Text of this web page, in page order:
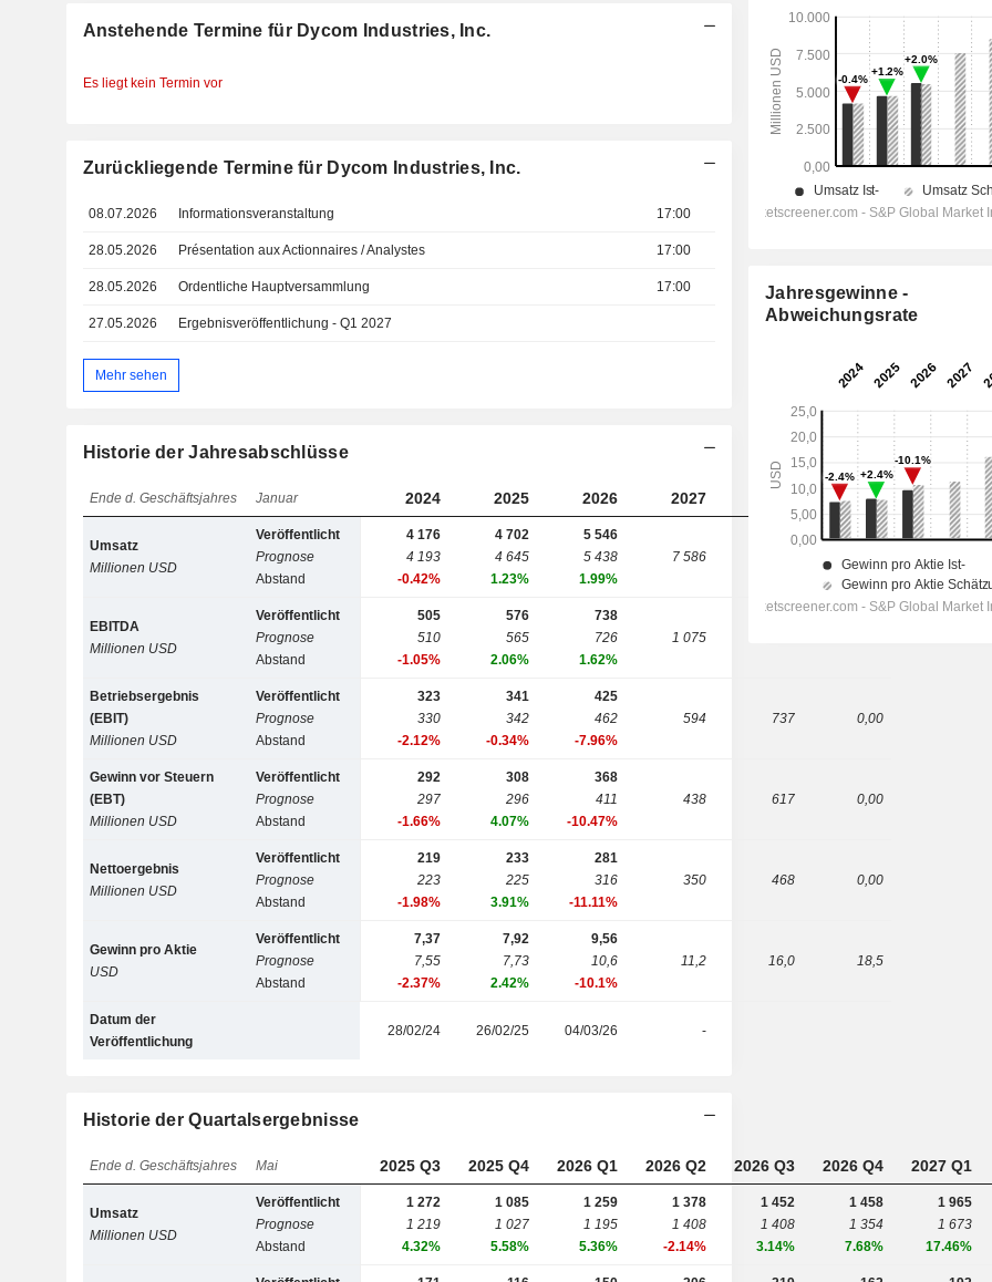
Anstehende Termine für Dycom Industries, Inc.
Es liegt kein Termin vor
Zurückliegende Termine für Dycom Industries, Inc.
08.07.2026 Informationsveranstaltung 17:00
28.05.2026 Présentation aux Actionnaires / Analystes 17:00
28.05.2026 Ordentliche Hauptversammlung 17:00
27.05.2026 Ergebnisveröffentlichung - Q1 2027
Mehr sehen
Historie der Jahresabschlüsse
Ende d. Geschäftsjahres Januar 2024 2025 2026 2027 2028 2029
Umsatz
Millionen USD
Veröffentlicht
Prognose
Abstand
4 176
4 193
-0.42%
4 702
4 645
1.23%
5 546
5 438
1.99%
7 586 8 951
EBITDA
Millionen USD
Veröffentlicht
Prognose
Abstand
505
510
-1.05%
576
565
2.06%
738
726
1.62%
1 075
Betriebsergebnis
(EBIT)
Millionen USD
Veröffentlicht
Prognose
Abstand
323
330
-2.12%
341
342
-0.34%
425
462
-7.96%
594 737 0,00
Gewinn vor Steuern
(EBT)
Millionen USD
Veröffentlicht
Prognose
Abstand
292
297
-1.66%
308
296
4.07%
368
411
-10.47%
438 617 0,00
Nettoergebnis
Millionen USD
Veröffentlicht
Prognose
Abstand
219
223
-1.98%
233
225
3.91%
281
316
-11.11%
350 468 0,00
Gewinn pro Aktie
USD
Veröffentlicht
Prognose
Abstand
7,37
7,55
-2.37%
7,92
7,73
2.42%
9,56
10,6
-10.1%
11,2 16,0 18,5
Datum der
Veröffentlichung
28/02/24 26/02/25 04/03/26 -
Historie der Quartalsergebnisse
Ende d. Geschäftsjahres Mai 2025 Q3 2025 Q4 2026 Q1 2026 Q2 2026 Q3 2026 Q4 2027 Q1
Umsatz
Millionen USD
Veröffentlicht
Prognose
Abstand
1 272
1 219
4.32%
1 085
1 027
5.58%
1 259
1 195
5.36%
1 378
1 408
-2.14%
1 452
1 408
3.14%
1 458
1 354
7.68%
1 965
1 673
17.46%
Jahresgewinne -
Abweichungsrate